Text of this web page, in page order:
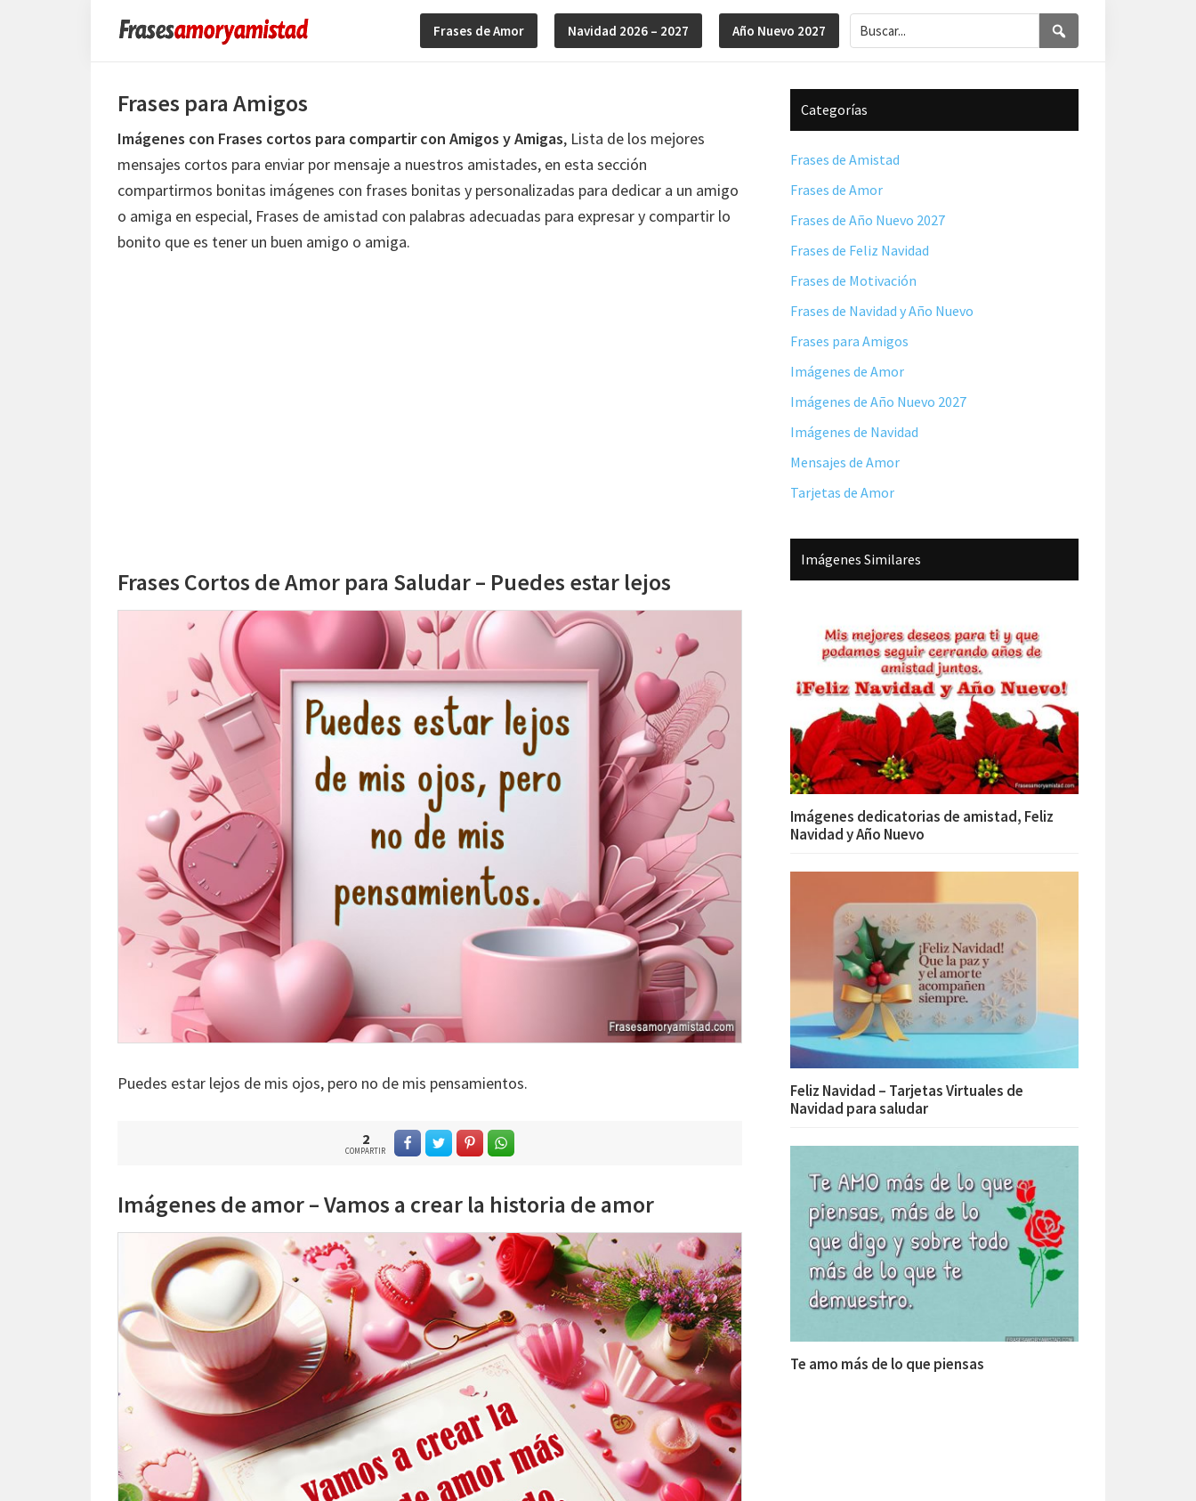
y
Amistad
Frases de Amor Navidad 2026 – 2027 Año Nuevo 2027
Buscar...
Frases para Amigos
Imágenes con Frases cortos para compartir con Amigos y Amigas, Lista de los mejores
mensajes cortos para enviar por mensaje a nuestros amistades, en esta sección
compartirmos bonitas imágenes con frases bonitas y personalizadas para dedicar a un amigo
o amiga en especial, Frases de amistad con palabras adecuadas para expresar y compartir lo
bonito que es tener un buen amigo o amiga.
Frases Cortos de Amor para Saludar – Puedes estar lejos
Puedes estar lejos de mis ojos, pero no de mis pensamientos.
2
COMPARTIR
Imágenes de amor – Vamos a crear la historia de amor
Barra
lateral
principal
Categorías
Frases de Amistad
Frases de Amor
Frases de Año Nuevo 2027
Frases de Feliz Navidad
Frases de Motivación
Frases de Navidad y Año Nuevo
Frases para Amigos
Imágenes de Amor
Imágenes de Año Nuevo 2027
Imágenes de Navidad
Mensajes de Amor
Tarjetas de Amor
Imágenes Similares
Imágenes dedicatorias de amistad, Feliz
Navidad y Año Nuevo
Feliz Navidad – Tarjetas Virtuales de
Navidad para saludar
Te amo más de lo que piensas